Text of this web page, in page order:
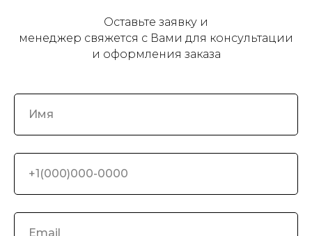
Оставьте заявку и
менеджер свяжется с Вами для консультации
и оформления заказа